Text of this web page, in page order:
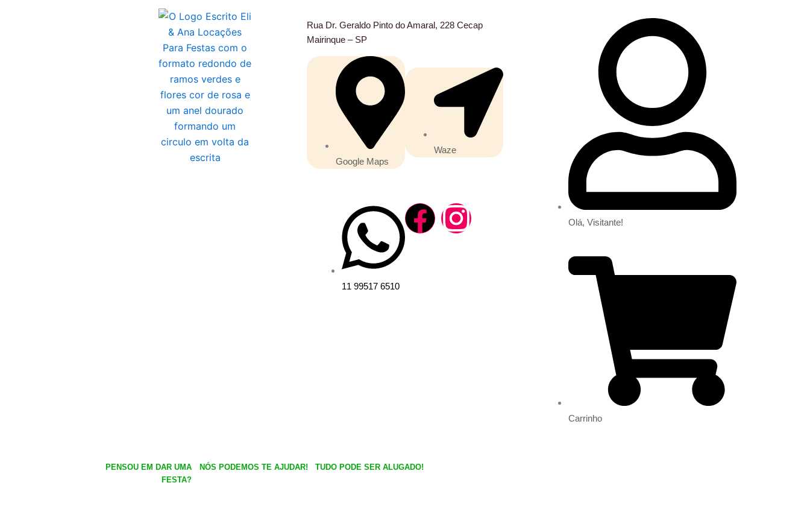
Rua Dr. Geraldo Pinto do Amaral, 228 Cecap
Mairinque – SP
Google Maps
Waze
11 99517 6510
F
a
I
n
Olá, Visitante!
Carrinho
PENSOU EM DAR UMA
FESTA?
NÓS PODEMOS TE AJUDAR! TUDO PODE SER ALUGADO!